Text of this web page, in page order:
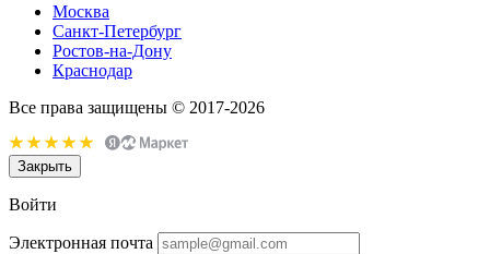
Москва
Санкт-Петербург
Ростов-на-Дону
Краснодар
Все права защищены © 2017-2026
Закрыть
Войти
Электронная почта